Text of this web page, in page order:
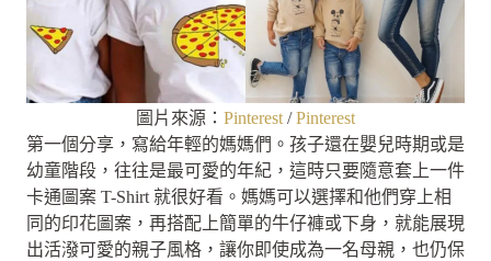
圖片來源： Pinterest /Pinterest
第一個分享，寫給年輕的媽媽們。孩子還在嬰兒時期或是
幼童階段，往往是最可愛的年紀，這時只要隨意套上一件
卡通圖案 T-Shirt 就很好看。媽媽可以選擇和他們穿上相
同的印花圖案，再搭配上簡單的牛仔褲或下身，就能展現
出活潑可愛的親子風格，讓你即使成為一名母親，也仍保